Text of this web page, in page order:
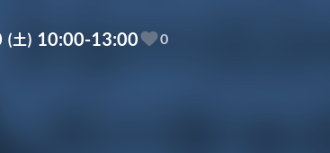
(土) 10:00-13:00 0